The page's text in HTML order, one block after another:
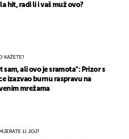
hit, radi li i vaš muž ovo?
KAŽETE?
sam, ali ovo je sramota": Prizor s
izazvao burnu raspravu na
mrežama
LI JOJ?